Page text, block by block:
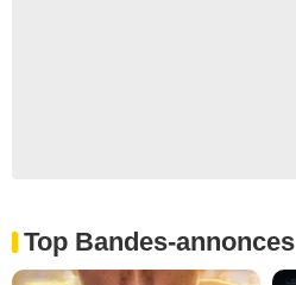
Top Bandes-annonces